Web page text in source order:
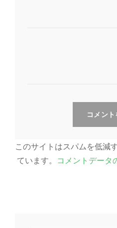
このサイトはスパムを低減
ています。 コメントデータ